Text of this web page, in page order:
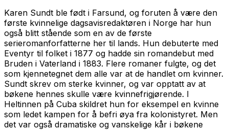
Karen Sundt ble født i Farsund, og foruten å være den
første kvinnelige dagsavisredaktøren i Norge har hun
også blitt stående som en av de første
serieromanforfatterne her til lands. Hun debuterte med
Eventyr til folket i 1877 og hadde sin romandebut med
Bruden i Vaterland i 1883. Flere romaner fulgte, og det
som kjennetegnet dem alle var at de handlet om kvinner.
Sundt skrev om sterke kvinner, og var opptatt av at
bøkene hennes skulle være kvinnefrigjørende. I
Heltinnen på Cuba skildret hun for eksempel en kvinne
som ledet kampen for å befri øya fra kolonistyret. Men
det var også dramatiske og vanskelige kår i bøkene